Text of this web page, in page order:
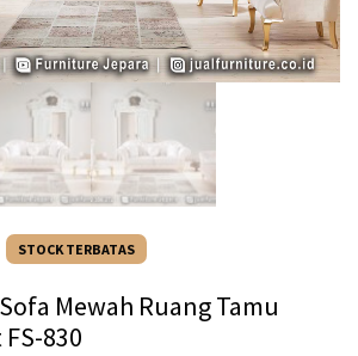
STOCK TERBATAS
Mewah Ruang Tamu
830